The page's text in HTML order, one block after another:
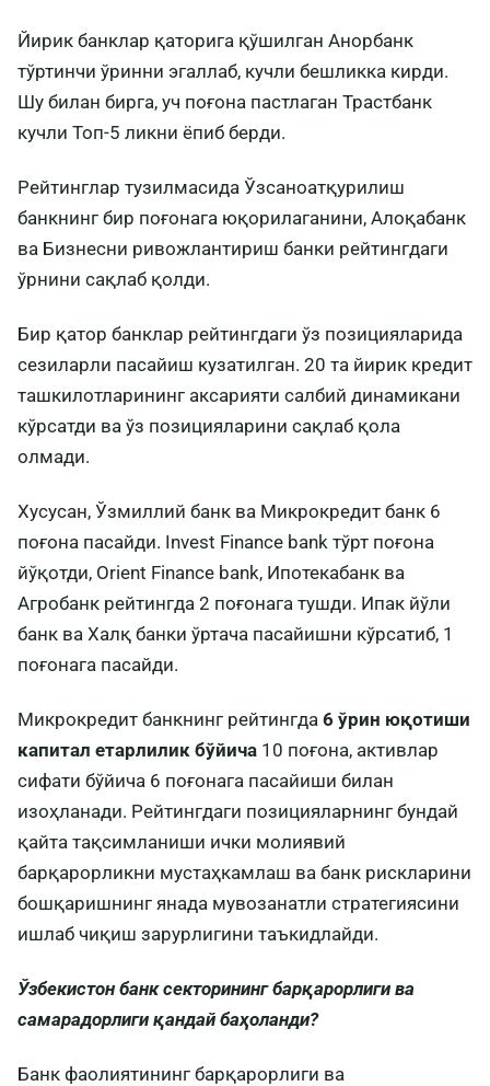
Йирик банклар қаторига қўшилган Анорбанк
тўртинчи ўринни эгаллаб, кучли бешликка кирди.
Шу билан бирга, уч поғона пастлаган Трастбанк
кучли Топ-5 ликни ёпиб берди.
Рейтинглар тузилмасида Ўзсаноатқурилиш
банкнинг бир поғонага юқорилаганини, Алоқабанк
ва Бизнесни ривожлантириш банки рейтингдаги
ўрнини сақлаб қолди.
Бир қатор банклар рейтингдаги ўз позицияларида
сезиларли пасайиш кузатилган. 20 та йирик кредит
ташкилотларининг аксарияти салбий динамикани
кўрсатди ва ўз позицияларини сақлаб қола
олмади.
Хусусан, Ўзмиллий банк ва Микрокредит банк 6
поғона пасайди. Invest Finance bank тўрт поғона
йўқотди, Orient Finance bank, Ипотекабанк ва
Агробанк рейтингда 2 поғонага тушди. Ипак йўли
банк ва Халқ банки ўртача пасайишни кўрсатиб, 1
поғонага пасайди.
Микрокредит банкнинг рейтингда 6 ўрин юқотиши
капитал етарлилик бўйича 10 поғона, активлар
сифати бўйича 6 поғонага пасайиши билан
изоҳланади. Рейтингдаги позицияларнинг бундай
қайта тақсимланиши ички молиявий
барқарорликни мустаҳкамлаш ва банк рискларини
бошқаришнинг янада мувозанатли стратегиясини
ишлаб чиқиш зарурлигини таъкидлайди.
Ўзбекистон банк секторининг барқарорлиги ва
самарадорлиги қандай баҳоланди?
Банк фаолиятининг барқарорлиги ва